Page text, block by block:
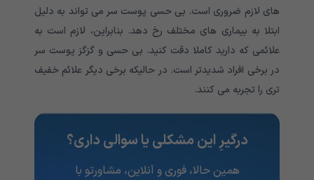
های لازم ضروری است. بی حسی پوست سر می تواند به دلیل
ابتلا به بیماری های مختلف رخ دهد. بنابراین، لازم است به
علائمی که دارید کاملا دقت کنید. بی حسی و گزگز پوست سر
در برخی افراد شدیدتر است. در حالیکه برخی دیگر علائم خفیف
تری را تجربه می کنند.
درگیرِ این مشکلی یا سوالی داری؟
همین حالا، فوری و آنلاین، مشاورتو با